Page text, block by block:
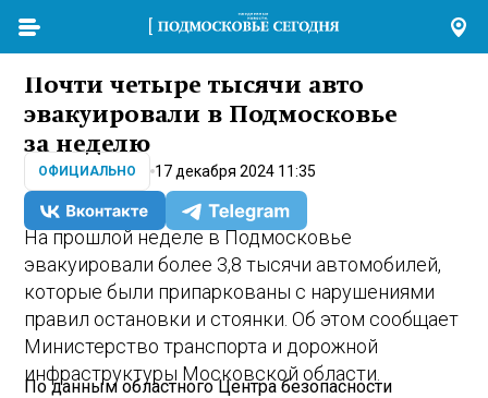
Почти четыре тысячи авто
эвакуировали в Подмосковье
за неделю
ОФИЦИАЛЬНО 17 декабря 2024 11:35
На прошлой неделе в Подмосковье
эвакуировали более 3,8 тысячи автомобилей,
которые были припаркованы с нарушениями
правил остановки и стоянки. Об этом сообщает
Министерство транспорта и дорожной
инфраструктуры Московской области.
По данным областного Центра безопасности